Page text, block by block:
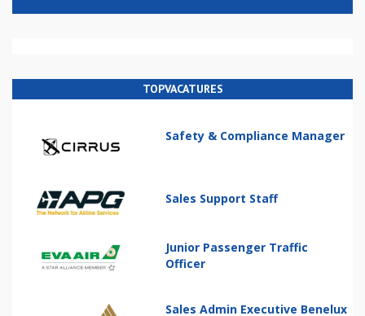
TOPVACATURES
Safety & Compliance Manager
Sales Support Staff
Junior Passenger Traffic
Officer
Sales Admin Executive Benelux